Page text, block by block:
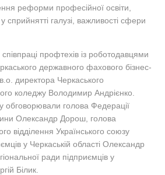
реформи професійної освіти,
сприйнятті галузі, важливості сфери
профтехів із роботодавцями
державного фахового бізнес-
директора Черкаського
коледжу Володимир Андрієнко.
обговорювали голова Федерації
Олександр Дорош, голова
відділення Українського союзу
у Черкаській області Олександр
ради підприємців у
Білик.